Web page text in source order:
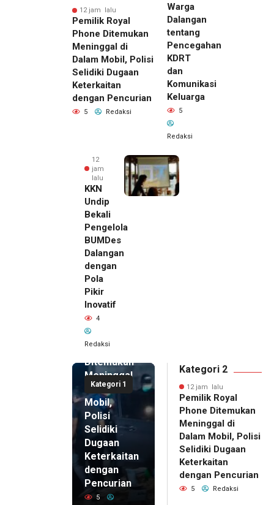
12 jam lalu
Pemilik Royal
Phone Ditemukan
Meninggal di
Dalam Mobil, Polisi
Selidiki Dugaan
Keterkaitan
dengan Pencurian
5 Redaksi
Warga
Dalangan
tentang
Pencegahan
KDRT
dan
Komunikasi
Keluarga
5
Redaksi
12
jam
lalu
KKN
Undip
Bekali
Pengelola
BUMDes
Dalangan
dengan
Pola
Pikir
Inovatif
4
Redaksi
Kategori 1
12 jam lalu
Pemilik
Royal
Phone
Ditemukan
Meninggal
di Dalam
Mobil,
Polisi
Selidiki
Dugaan
Keterkaitan
dengan
Pencurian
5
Kategori 2
12 jam lalu
Pemilik Royal
Phone Ditemukan
Meninggal di
Dalam Mobil, Polisi
Selidiki Dugaan
Keterkaitan
dengan Pencurian
5 Redaksi